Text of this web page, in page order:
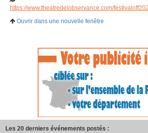
https://www.theatredelobservance.com/
Ouvrir dans une nouvelle fenêtre
Les 20 derniers événements postés :